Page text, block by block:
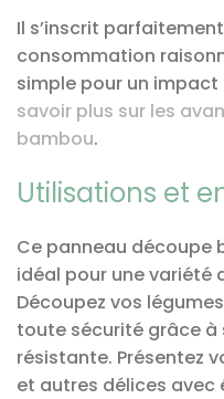
Il s’inscrit
consommation
simple pour un
savoir plus sur les
bambou.
Utilisations et
Ce panneau découpe
idéal pour une variété
Découpez vos
toute sécurité grâce
résistante. Présentez
et autres délices